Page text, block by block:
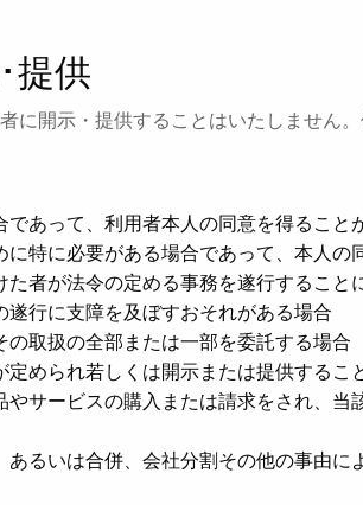
提供
に開示・提供することはいたしません
あって、利用者本人の同意を得ること
特に必要がある場合であって、本人の
者が法令の定める事務を遂行すること
行に支障を及ぼすおそれがある場合
取扱の全部または一部を委託する場合
められ若しくは開示または提供するこ
サービスの購入または請求をされ、当
るいは合併、会社分割その他の事由に